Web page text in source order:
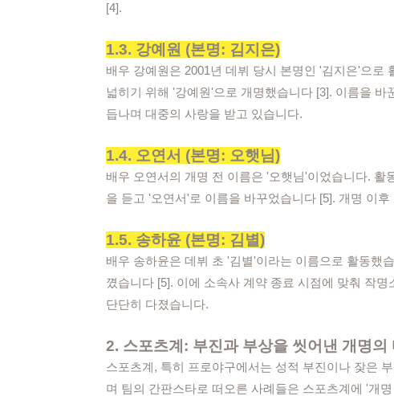
[4].
1.3. 강예원 (본명: 김지은)
배우 강예원은 2001년 데뷔 당시 본명인 '김지은'으
넓히기 위해 '강예원'으로 개명했습니다 [3]. 이름을
듭나며 대중의 사랑을 받고 있습니다.
1.4. 오연서 (본명: 오햇님)
배우 오연서의 개명 전 이름은 '오햇님'이었습니다.
을 듣고 '오연서'로 이름을 바꾸었습니다 [5]. 개명 이
1.5. 송하윤 (본명: 김별)
배우 송하윤은 데뷔 초 '김별'이라는 이름으로 활동했
꼈습니다 [5]. 이에 소속사 계약 종료 시점에 맞춰 작
단단히 다졌습니다.
2. 스포츠계: 부진과 부상을 씻어낸 개명의
스포츠계, 특히 프로야구에서는 성적 부진이나 잦은
며 팀의 간판스타로 떠오른 사례들은 스포츠계에 '개